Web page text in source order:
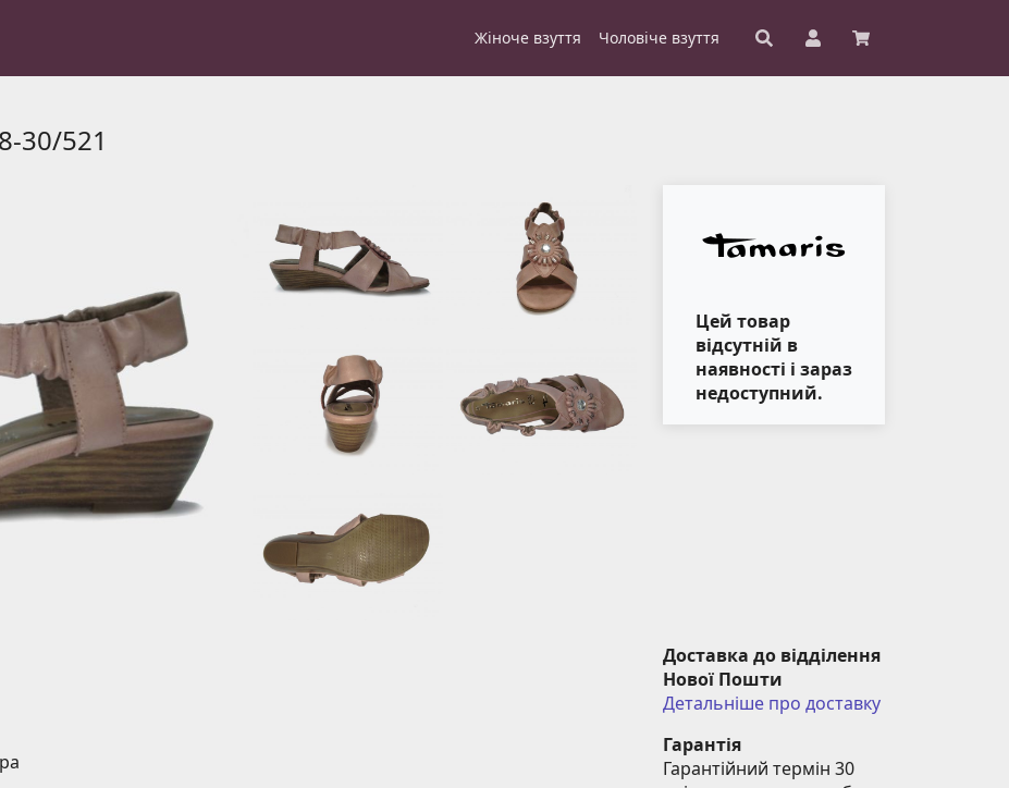
Жіноче взуття Чоловіче взуття
30/521
Цей товар
відсутній в
наявності і зараз
недоступний.
Доставка до відділення
Нової Пошти
Детальніше про доставку
Гарантія
Гарантійний термін 30